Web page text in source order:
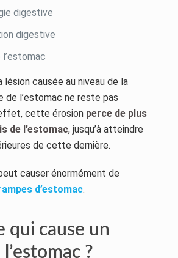
digestive
digestive
lésion causée au niveau de la
de l’estomac ne reste pas
cette érosion perce de plus
de l’estomac, jusqu’à atteindre
de cette dernière.
causer énormément de
d’estomac.
qui cause un
?